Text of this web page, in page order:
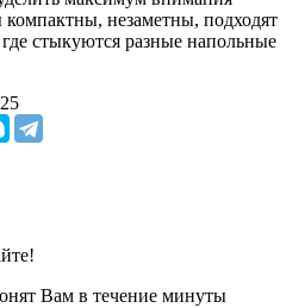
незаметны, подходят
стыкуются разные напольные
Вам в течение минуты